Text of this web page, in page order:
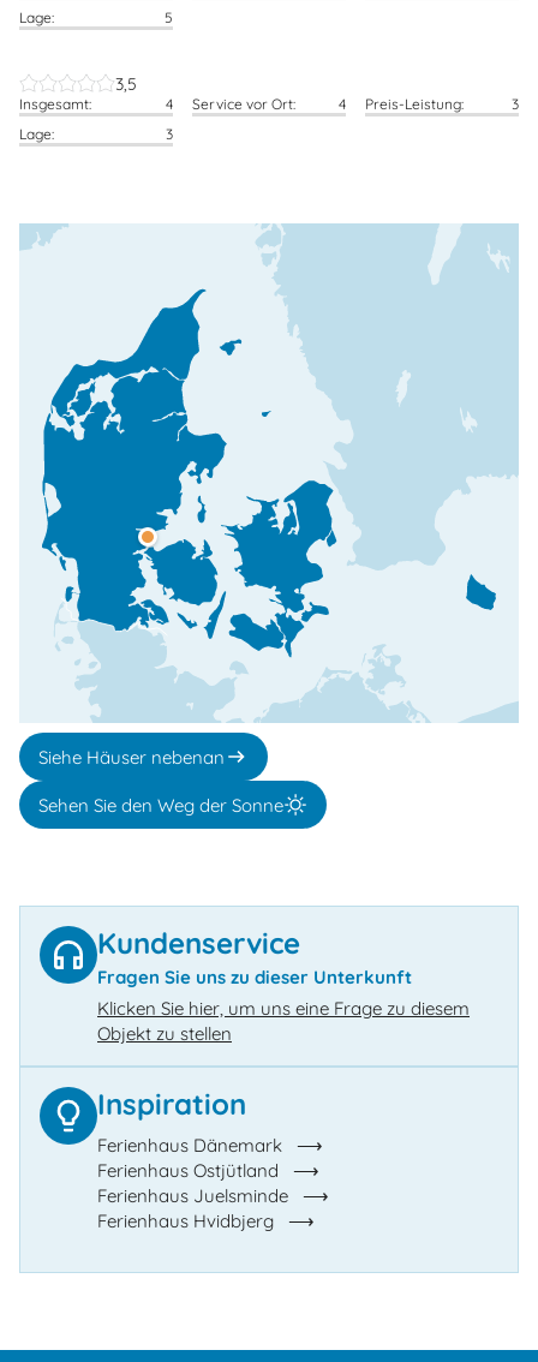
Lage:
5
3,5
Insgesamt: 4 Service vor Ort: 4 Preis-Leistung:
3
Lage:
3
Siehe Häuser nebenan
Sehen Sie den Weg der Sonne
Kundenservice
Fragen Sie uns zu dieser Unterkunft
Klicken Sie hier, um uns eine Frage zu diesem
Objekt zu stellen
Inspiration
Ferienhaus Dänemark
Ferienhaus Ostjütland
Ferienhaus Juelsminde
Ferienhaus Hvidbjerg